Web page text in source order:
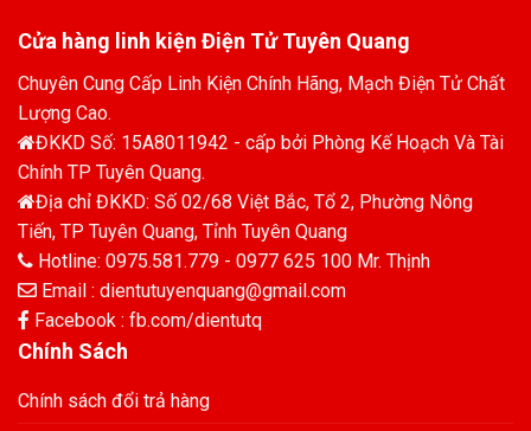
Cửa hàng linh kiện Điện Tử Tuyên Quang
Chuyên Cung Cấp Linh Kiện Chính Hãng, Mạch Điện Tử Chất
Lượng Cao.
ĐKKD Số: 15A8011942 - cấp bởi Phòng Kế Hoạch Và Tài
Chính TP Tuyên Quang.
Địa chỉ ĐKKD: Số 02/68 Việt Bắc, Tổ 2, Phường Nông
Tiến, TP Tuyên Quang, Tỉnh Tuyên Quang
Hotline: 0975.581.779 - 0977 625 100 Mr. Thịnh
Email : dientutuyenquang@gmail.com
Facebook : fb.com/dientutq
Chính Sách
Chính sách đổi trả hàng